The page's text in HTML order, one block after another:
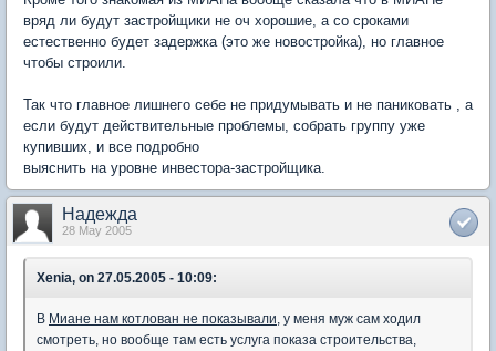
вряд ли будут застройщики не оч хорошие, а со сроками
естественно будет задержка (это же новостройка), но главное
чтобы строили.
Так что главное лишнего себе не придумывать и не паниковать , а
если будут действительные проблемы, собрать группу уже
купивших, и все подробно
выяснить на уровне инвестора-застройщика.
Надежда
28 May 2005
Xenia, on 27.05.2005 - 10:09:
В Миане нам котлован не показывали , у меня муж сам ходил
смотреть, но вообще там есть услуга показа строительства,